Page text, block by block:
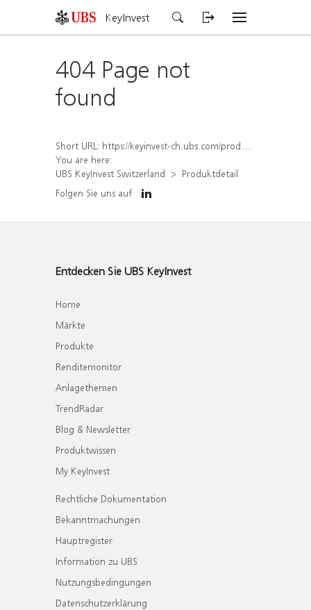
KeyInvest
404 Page not
found
Short URL: https://keyinvest-ch.ubs.com/produkt/detail/index/isin/CH1576896653
You are here:
UBS KeyInvest Switzerland
Produktdetail
Folgen Sie uns auf
Entdecken Sie UBS KeyInvest
Home
Märkte
Produkte
Renditemonitor
Anlagethemen
TrendRadar
Blog & Newsletter
Produktwissen
My KeyInvest
Rechtliche Dokumentation
Bekanntmachungen
Hauptregister
Information zu UBS
Nutzungsbedingungen
Datenschutzerklärung